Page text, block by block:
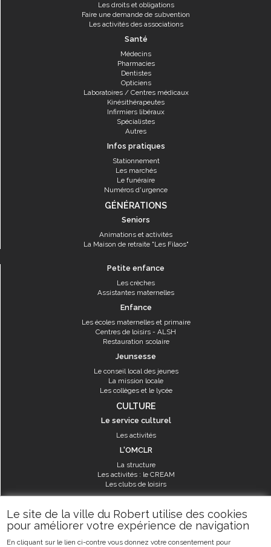
Le site de la ville du Robert utilise des cookies
pour améliorer votre expérience de navigation
En cliquant sur le lien ci-contre vous donnez votre consentement pour
Les droits et obligations
Faire une demande de subvention
Les activités des associations
Santé
Médecins
Pharmacies
Dentistes
Opticiens
Laboratoires / Centres médicaux
Kinésithérapeutes
Infirmiers libéraux
Spécialistes
Autres
Infos pratiques
Stationnement
Les marchés
Le funéraire
Numéros d'urgence
GÉNÉRATIONS
Seniors
Animations et activités
La Maison de retraite "Les Filaos"
Petite enfance
Les crèches
Assistantes maternelles
Enfance
Les écoles maternelles et primaire
Centres de loisirs - ALSH
Restauration scolaire
Jeunsesse
Le conseil local des jeunes
La mission locale
Les collèges et le lycée
CULTURE
Le service culturel
Les activités
L'OMCLR
La structure
Les activités : le CREAM
Les clubs de loisirs
SPORT
Les équipements sportifs
Les aménagements municipaux
Les activités